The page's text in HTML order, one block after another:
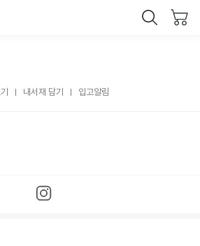
내서재 담기 입고알림